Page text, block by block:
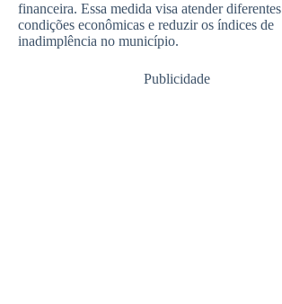
financeira. Essa medida visa atender diferentes
condições econômicas e reduzir os índices de
inadimplência no município.
Publicidade